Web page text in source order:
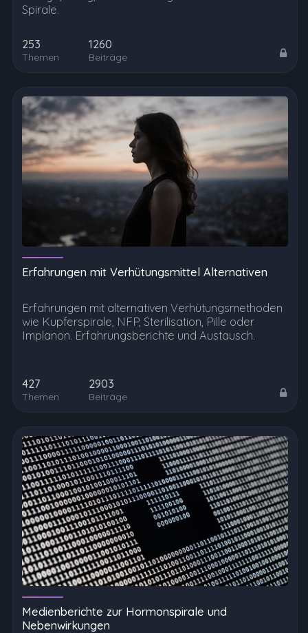
Spirale.
253
Themen
1260
Beiträge
Erfahrungen mit Verhütungsmittel Alternativen
Erfahrungen mit alternativen Verhütungsmethoden
wie Kupferspirale, NFP, Sterilisation, Pille oder
Implanon. Erfahrungsberichte und Austausch.
427
Themen
2903
Beiträge
Medienberichte zur Hormonspirale und
Nebenwirkungen